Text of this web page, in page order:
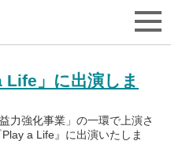
Life」に出演しま
力強化事業」の一環で上演さ
a Life』に出演いたしま